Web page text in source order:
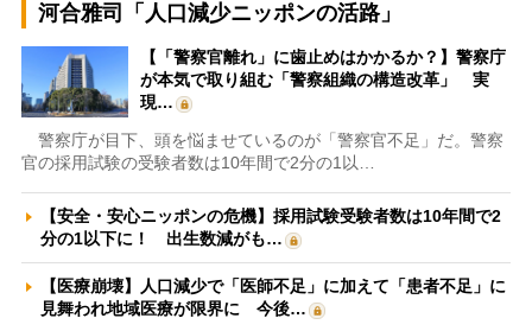
河合雅司「人口減少ニッポンの活路」
【「警察官離れ」に歯止めはかかるか？】警察庁
が本気で取り組む「警察組織の構造改革」 実
現…
警察庁が目下、頭を悩ませているのが「警察官不足」だ。警察
官の採用試験の受験者数は10年間で2分の1以…
【安全・安心ニッポンの危機】採用試験受験者数は10年間で2
分の1以下に！ 出生数減がも…
【医療崩壊】人口減少で「医師不足」に加えて「患者不足」に
見舞われ地域医療が限界に 今後…